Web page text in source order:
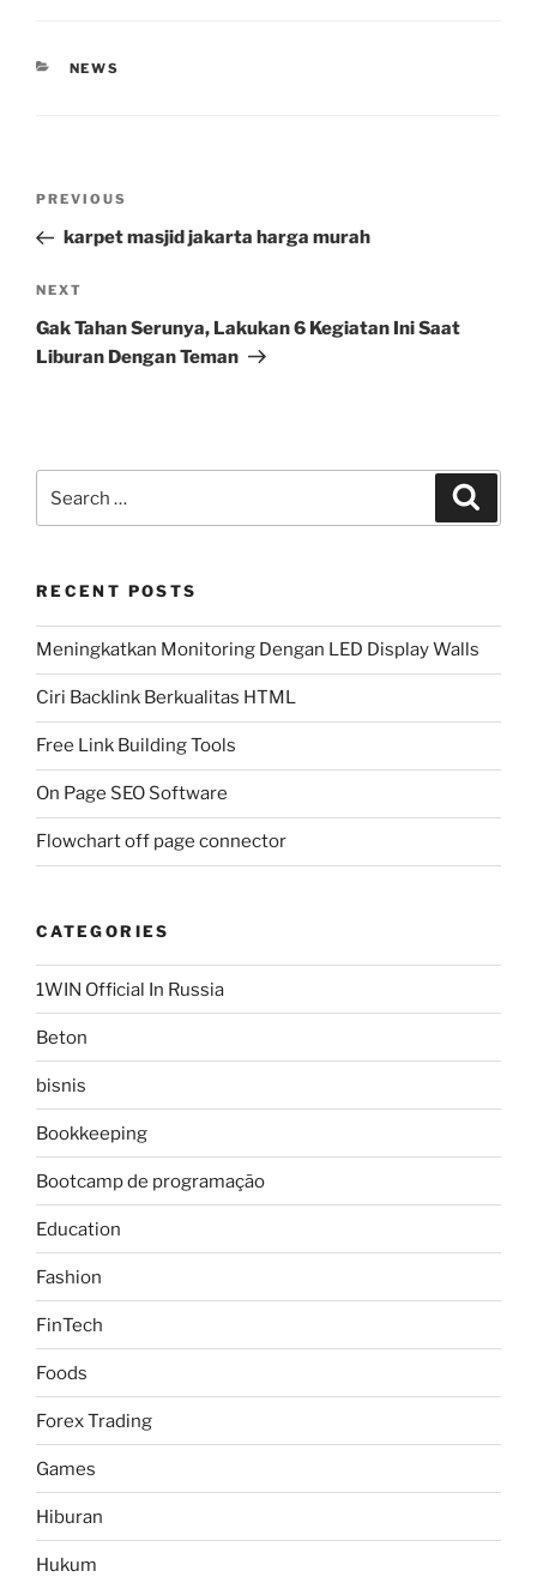
CATEGORIES
NEWS
Previous
Post
PREVIOUS
karpet masjid jakarta harga murah
Next
Post
NEXT
Gak Tahan Serunya, Lakukan 6 Kegiatan Ini Saat
Liburan Dengan Teman
for:
RECENT POSTS
Meningkatkan Monitoring Dengan LED Display Walls
Ciri Backlink Berkualitas HTML
Free Link Building Tools
On Page SEO Software
Flowchart off page connector
CATEGORIES
1WIN Official In Russia
Beton
bisnis
Bookkeeping
Bootcamp de programação
Education
Fashion
FinTech
Foods
Forex Trading
Games
Hiburan
Hukum